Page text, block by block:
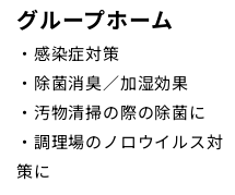
グループホーム
・感染症対策
・除菌消臭／加湿効果
・汚物清掃の際の除菌に
・調理場のノロウイルス対
策に